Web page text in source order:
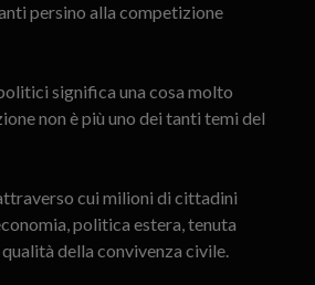
persino alla competizione
significa una cosa molto
non è più uno dei tanti temi del
cui milioni di cittadini
politica estera, tenuta
della convivenza civile.